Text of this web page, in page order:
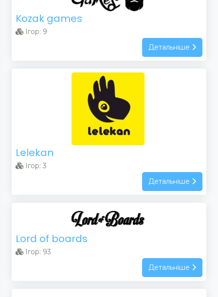
Kozak games
Ігор: 9
Детальніше
Lelekan
Ігор: 3
Детальніше
Lord of boards
Ігор: 93
Детальніше